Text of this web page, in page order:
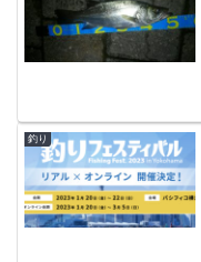
釣り